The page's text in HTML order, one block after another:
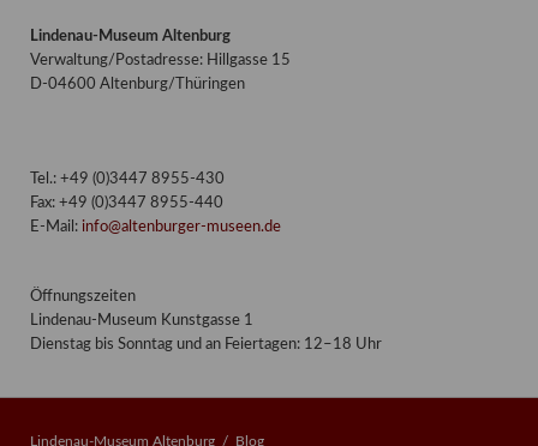
Lindenau-Museum Altenburg
Verwaltung/Postadresse: Hillgasse 15
D-04600 Altenburg/Thüringen
Tel.: +49 (0)3447 8955-430
Fax: +49 (0)3447 8955-440
E-Mail: info@altenburger-museen.de
Öffnungszeiten
Lindenau-Museum Kunstgasse 1
Dienstag bis Sonntag und an Feiertagen: 12–18 Uhr
Lindenau-Museum Altenburg Blog